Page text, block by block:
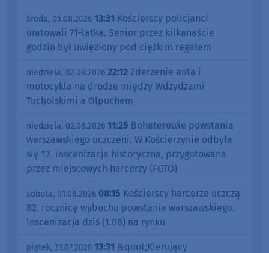
środa, 05.08.2026 13:31 Kościerscy policjanci
uratowali 71-latka. Senior przez kilkanaście
godzin był uwięziony pod ciężkim regałem
niedziela, 02.08.2026 22:12 Zderzenie auta i
motocykla na drodze między Wdzydzami
Tucholskimi a Olpuchem
niedziela, 02.08.2026 11:25 Bohaterowie powstania
warszawskiego uczczeni. W Kościerzynie odbyła
się 12. inscenizacja historyczna, przygotowana
przez miejscowych harcerzy (FOTO)
sobota, 01.08.2026 08:15 Kościerscy harcerze uczczą
82. rocznicę wybuchu powstania warszawskiego.
Inscenizacja dziś (1.08) na rynku
piątek, 31.07.2026 13:31 &quot;Kierujący